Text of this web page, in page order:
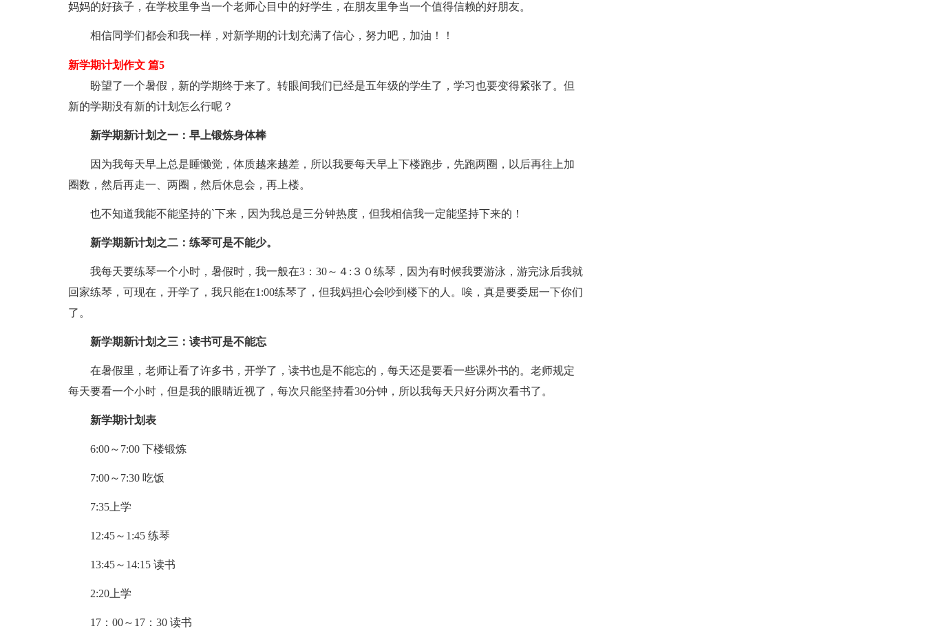
妈妈的好孩子，在学校里争当一个老师心目中的好学生，在朋友里争当一个值得信赖的好朋友。
相信同学们都会和我一样，对新学期的计划充满了信心，努力吧，加油！！
新学期计划作文 篇5
盼望了一个暑假，新的学期终于来了。转眼间我们已经是五年级的学生了，学习也要变得紧张了。但
新的学期没有新的计划怎么行呢？
新学期新计划之一：早上锻炼身体棒
因为我每天早上总是睡懒觉，体质越来越差，所以我要每天早上下楼跑步，先跑两圈，以后再往上加
圈数，然后再走一、两圈，然后休息会，再上楼。
也不知道我能不能坚持的`下来，因为我总是三分钟热度，但我相信我一定能坚持下来的！
新学期新计划之二：练琴可是不能少。
我每天要练琴一个小时，暑假时，我一般在3：30～４:３０练琴，因为有时候我要游泳，游完泳后我就
回家练琴，可现在，开学了，我只能在1:00练琴了，但我妈担心会吵到楼下的人。唉，真是要委屈一下你们
了。
新学期新计划之三：读书可是不能忘
在暑假里，老师让看了许多书，开学了，读书也是不能忘的，每天还是要看一些课外书的。老师规定
每天要看一个小时，但是我的眼睛近视了，每次只能坚持看30分钟，所以我每天只好分两次看书了。
新学期计划表
6:00～7:00 下楼锻炼
7:00～7:30 吃饭
7:35上学
12:45～1:45 练琴
13:45～14:15 读书
2:20上学
17：00～17：30 读书